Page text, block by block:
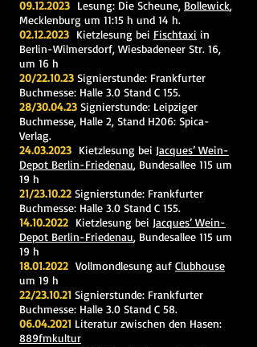
09.12.2023 Lesung: Die Scheune, Bollewick,
Mecklenburg um 11:15 h und 14 h.
02.12.2023 Kietzlesung bei Fischtaxi in
Berlin-Wilmersdorf, Wiesbadeneer Str. 16,
um 16 h
20/22.10.23 Signierstunde: Frankfurter
Buchmesse: Halle 3.0 Stand C 155.
28/30.04.23 Signierstunde: Leipziger
Buchmesse, Halle 2, Stand H206: Spica-
Verlag.
24.03.2023 Kietzlesung bei Jacques’ Wein-
Depot Berlin-Friedenau, Bundesallee 115 um
19 h
21/23.10.22 Signierstunde: Frankfurter
Buchmesse: Halle 3.0 Stand C 155.
14.10.2022 Kietzlesung bei Jacques’ Wein-
Depot Berlin-Friedenau, Bundesallee 115 um
19 h
18.01.2022 Vollmondlesung auf Clubhouse
um 19 h
22/23.10.21 Signierstunde: Frankfurter
Buchmesse: Halle 3.0 Stand C 58.
06.04.2021 Literatur zwischen den Hasen:
889fmkultur